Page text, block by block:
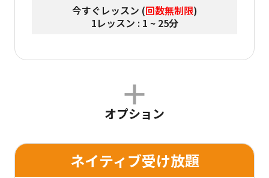
今すぐレッスン (回数無制限)
1レッスン : 1 ~ 25分
オプション
ネイティブ受け放題